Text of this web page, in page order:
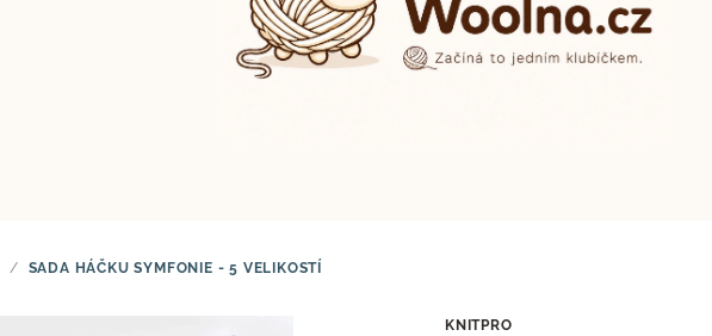
/ SADA HÁČKU SYMFONIE - 5 VELIKOSTÍ
KNITPRO